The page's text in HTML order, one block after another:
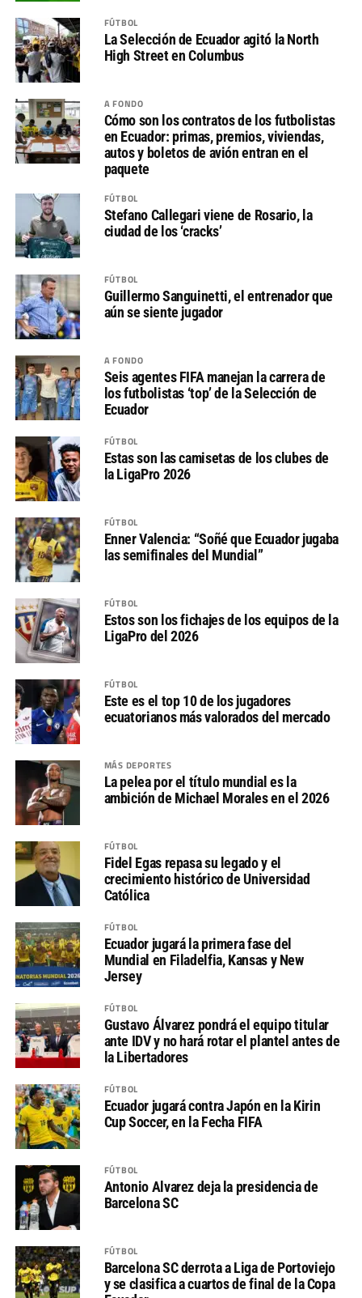
FÚTBOL
La Selección de Ecuador agitó la North
High Street en Columbus
A FONDO
Cómo son los contratos de los futbolistas
en Ecuador: primas, premios, viviendas,
autos y boletos de avión entran en el
paquete
FÚTBOL
Stefano Callegari viene de Rosario, la
ciudad de los ‘cracks’
FÚTBOL
Guillermo Sanguinetti, el entrenador que
aún se siente jugador
A FONDO
Seis agentes FIFA manejan la carrera de
los futbolistas ‘top’ de la Selección de
Ecuador
FÚTBOL
Estas son las camisetas de los clubes de
la LigaPro 2026
FÚTBOL
Enner Valencia: “Soñé que Ecuador jugaba
las semifinales del Mundial”
FÚTBOL
Estos son los fichajes de los equipos de la
LigaPro del 2026
FÚTBOL
Este es el top 10 de los jugadores
ecuatorianos más valorados del mercado
MÁS DEPORTES
La pelea por el título mundial es la
ambición de Michael Morales en el 2026
FÚTBOL
Fidel Egas repasa su legado y el
crecimiento histórico de Universidad
Católica
FÚTBOL
Ecuador jugará la primera fase del
Mundial en Filadelfia, Kansas y New
Jersey
FÚTBOL
Gustavo Álvarez pondrá el equipo titular
ante IDV y no hará rotar el plantel antes de
la Libertadores
FÚTBOL
Ecuador jugará contra Japón en la Kirin
Cup Soccer, en la Fecha FIFA
FÚTBOL
Antonio Alvarez deja la presidencia de
Barcelona SC
FÚTBOL
Barcelona SC derrota a Liga de Portoviejo
y se clasifica a cuartos de final de la Copa